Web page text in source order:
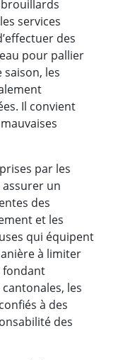
services
des
pour pallier
saison, les
Il convient
par les
un
des
et les
qui équipent
à limiter
fondant
les
à des
des